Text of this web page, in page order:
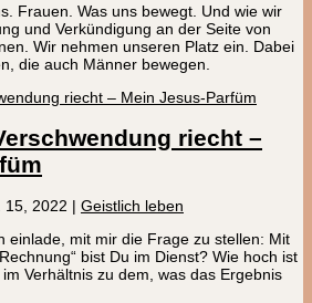
Frauen. Was uns bewegt. Und wie wir
und Verkündigung an der Seite von
Wir nehmen unseren Platz ein. Dabei
die auch Männer bewegen.
riecht –
15, 2022 | Geistlich leben
einlade, mit mir die Frage zu stellen: Mit
bist Du im Dienst? Wie hoch ist
Verhältnis zu dem, was das Ergebnis